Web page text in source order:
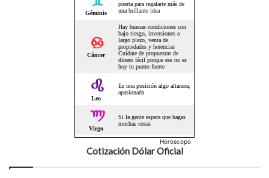
Horoscopo
Cotización Dólar Oficial